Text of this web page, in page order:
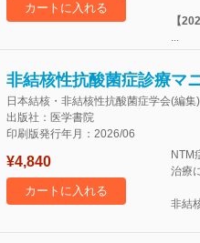
カートに入れる
【
...
非結核性抗酸菌症診療マ
日本結核・非結核性抗酸菌症学会(編集)
出版社：医学書院
印刷版発行年月：2026/06
¥4,840
カートに入れる
NTM
治療
非結